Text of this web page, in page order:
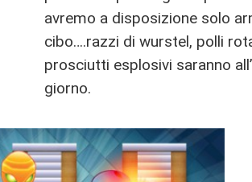
avremo a disposizione solo
cibo….razzi di wurstel, polli
prosciutti esplosivi saranno
giorno.